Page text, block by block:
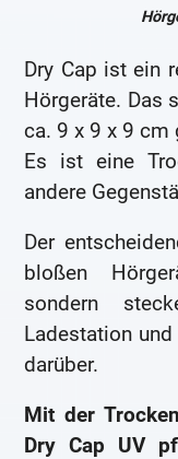
Dry Cap ist ein
Hörgeräte. Das
ca. 9 x 9 x 9 cm
Es ist eine
andere
Der
bloßen
sondern
Ladestation
darüber.
Mit der
Dry Cap UV